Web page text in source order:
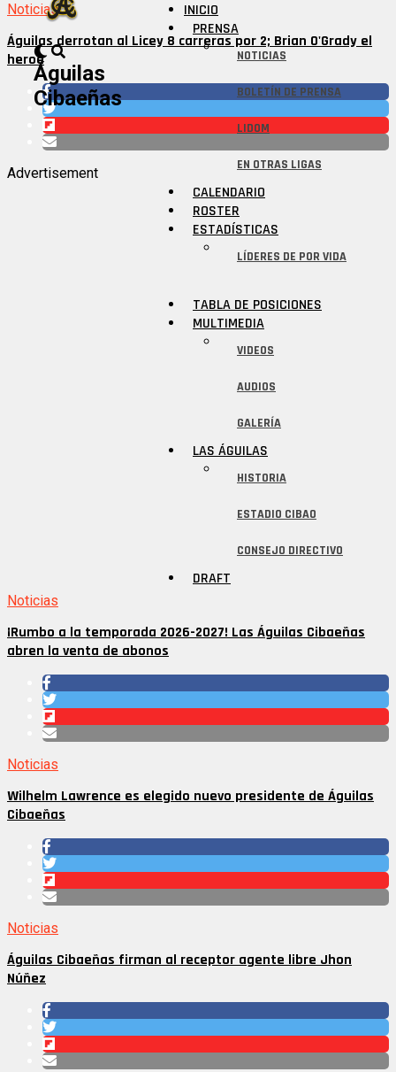
Águilas
Cibaeñas
INICIO
PRENSA
NOTICIAS
BOLETÍN DE PRENSA
LIDOM
EN OTRAS LIGAS
CALENDARIO
ROSTER
ESTADÍSTICAS
LÍDERES DE POR VIDA
TABLA DE POSICIONES
MULTIMEDIA
VIDEOS
AUDIOS
GALERÍA
LAS ÁGUILAS
HISTORIA
ESTADIO CIBAO
CONSEJO DIRECTIVO
DRAFT
Noticias
Águilas derrotan al Licey 8 carreras por 2; Brian O'Grady el
heroe
Advertisement
Noticias
¡Rumbo a la temporada 2026-2027! Las Águilas Cibaeñas
abren la venta de abonos
Noticias
Wilhelm Lawrence es elegido nuevo presidente de Águilas
Cibaeñas
Noticias
Águilas Cibaeñas firman al receptor agente libre Jhon
Núñez